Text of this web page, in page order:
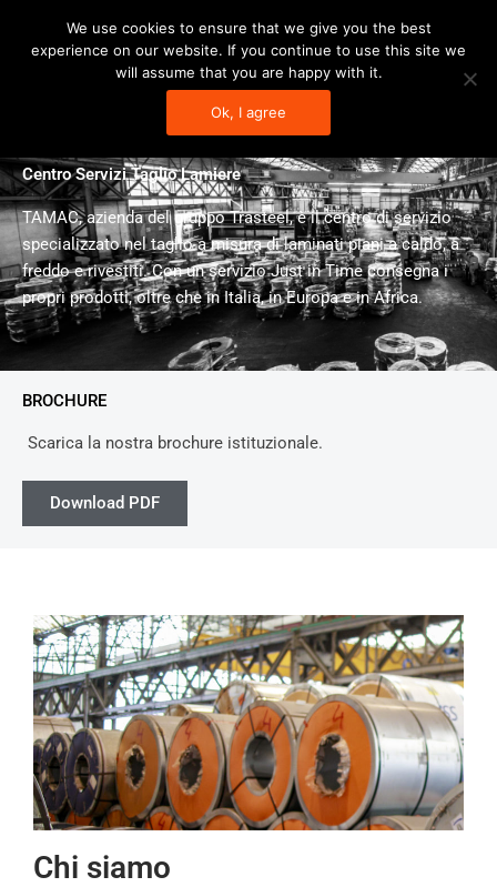
contenuto
Centro Servizi Taglio Lamiere
TAMAC, azienda del gruppo Trasteel, è il centro di servizio
specializzato nel taglio a misura di laminati piani a caldo, a
freddo e rivestiti. Con un servizio Just in Time consegna i
propri prodotti, oltre che in Italia, in Europa e in Africa.
BROCHURE
Scarica la nostra brochure istituzionale.
Download PDF
Chi siamo
We use cookies to ensure that we give you the best
experience on our website. If you continue to use this site we
will assume that you are happy with it.
Ok, I agree